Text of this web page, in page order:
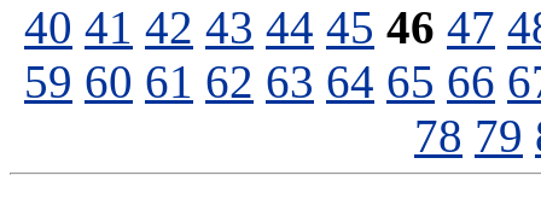
40 41 42 43 44 45 46 47
59 60 61 62 63 64 65 66
78 79